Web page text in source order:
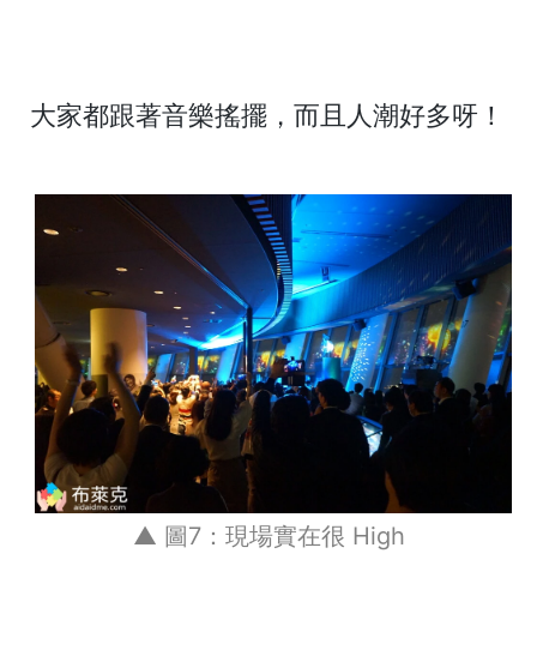
大家都跟著音樂搖擺，而且人潮好多呀！
▲ 圖7：現場實在很 High